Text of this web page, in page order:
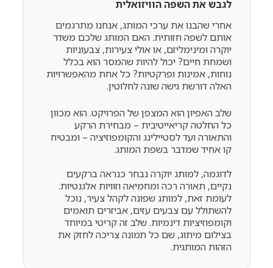
לגבש את השפה הוויזואלית
אחרי שהבנו את ערכי המותג, אנחנו מתרגמים
אותם לשפה חזותית. האם המותג שלכם משדר
יוקרה ומינימליזם, או אולי צעירות, צבעוניות
ושמחת חיים? יכול להיות שהמסר הוא בכלל
נוחות, אמינות ופרקטיות? כל אחת מהאפשרויות
האלה דורשת גישה שונה לחלוטין.
שלב האפיון הוא המצפן של הפרויקט. הוא מכוון
כל החלטה קריאייטיבית – מבחירת הרקע
והתאורה ועד לסטיילינג והקומפוזיציה – ומבטיח
קו אחיד שמדבר בשפת המותג.
לדוגמה, למותג יוקרה נבחר כנראה ברקעים
נקיים, תאורה רכה ומחמיאה וזוויות אלגנטיות.
לעומת זאת, למותג שפונה לקהל צעיר, נוכל
להשתולל עם צבעים עזים, אביזרים תואמים
וקומפוזיציות דינמיות. שלב זה קריטי במיוחד
בצילום מיתוג, שם כל תמונה צריכה לחזק את
הזהות המותגית.